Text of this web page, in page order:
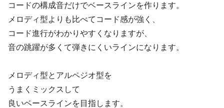
コードの構成音だけでベースラインを作ります。
メロディ型よりも比べてコード感が強く、
コード進行がわかりやすくなりますが、
音の跳躍が多くて弾きにくいラインになります。
メロディ型とアルペジオ型を
うまくミックスして
良いベースラインを目指します。